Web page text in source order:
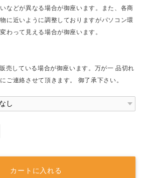
などが異なる場合が御座います。また、各商
に近いように調整しておりますがパソコン環
わって見える場合が御座います。
売している場合が御座います。万が一 品切れ
ご連絡させて頂きます。 御了承下さい。
カートに入れる